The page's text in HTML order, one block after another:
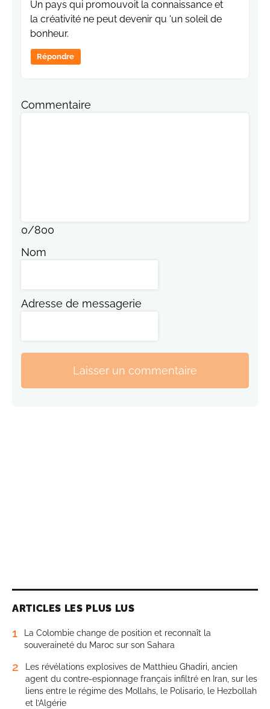
Un pays qui promouvoit la connaissance et
la créativité ne peut devenir qu 'un soleil de
bonheur.
Répondre
Commentaire
0/800
Nom
Adresse de messagerie
Laisser un commentaire
ARTICLES LES PLUS LUS
1
La Colombie change de position et reconnaît la
souveraineté du Maroc sur son Sahara
2
Les révélations explosives de Matthieu Ghadiri, ancien
agent du contre-espionnage français infiltré en Iran, sur les
liens entre le régime des Mollahs, le Polisario, le Hezbollah
et l’Algérie